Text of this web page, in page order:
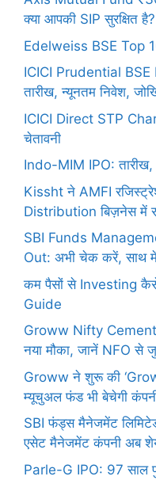
क्या आपकी SIP सुरक्षित
Edelweiss BSE Top
ICICI Prudential
तारीख, न्यूनतम निवेश,
ICICI Direct STP
चेतावनी
Indo-MIM IPO: तारीख,
Kissht ने AMFI
Distribution बिज़नेस में
SBI Funds
Out: अभी चेक करें, साथ
कम पैसों से Investing
Guide
Groww Nifty
नया मौका, जानें NFO से
Groww ने शुरू की
म्यूचुअल फंड भी बेचेगी
SBI फंड्स मैनेजमेंट
एसेट मैनेजमेंट कंपनी अब
Parle-G IPO: 97 साल